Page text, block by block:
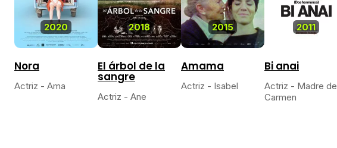
2020
Nora
Actriz - Ama
2018
El árbol de la
sangre
Actriz - Ane
2015
Amama
Actriz - Isabel
2011
Bi anai
Actriz - Madre de
Carmen